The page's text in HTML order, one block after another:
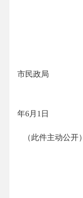
市民政局
年6月 1 日
（此件主动公开）